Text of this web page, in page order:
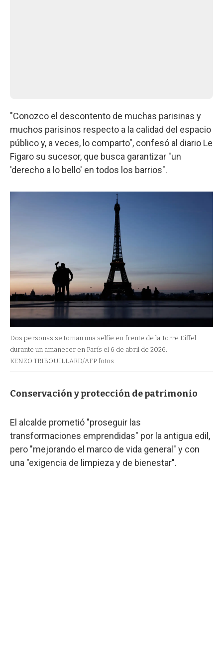
"Conozco el descontento de muchas parisinas y
muchos parisinos respecto a la calidad del espacio
público y, a veces, lo comparto", confesó al diario Le
Figaro su sucesor, que busca garantizar "un
'derecho a lo bello' en todos los barrios".
Dos personas se toman una selfie en frente de la Torre Eiffel
durante un amanecer en París el 6 de abril de 2026.
KENZO TRIBOUILLARD/AFP fotos
Conservación y protección de patrimonio
El alcalde prometió "proseguir las
transformaciones emprendidas" por la antigua edil,
pero "mejorando el marco de vida general" y con
una "exigencia de limpieza y de bienestar".